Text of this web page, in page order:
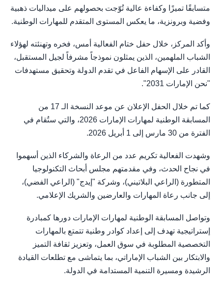
متسابقًا تميزًا وكفاءة عالية تُوّجت بحصولهم على ميداليات ذهبية
وفضية وبرونزية، ما يعكس المستوى المتقدم للمهارات الوطنية.
وأكد المركز، خلال حفل ختام الفعالية أمس، فخره وتهنئته لهؤلاء
الشباب الملهمين، الذين يمثلون نموذجاً مشرفاً لجيل المستقبل،
القادر على الإسهام الفاعل في تقدم الدولة وتحقيق مستهدفات
"نحن الإمارات 2031".
كما تم خلال الحفل الإعلان عن موعد النسخة الـ 17 من
المسابقة الوطنية لمهارات الإمارات 2026، والتي ستُقام في
الفترة من 30 مارس إلى 1 أبريل 2026.
وشهدت الفعالية تكريم عدد من الرعاة والشركاء الذين أسهموا
في نجاح الحدث، وفي مقدمتهم مجلس أبحاث التكنولوجيا
المتطورة (الراعي البلاتيني)، وشركة "إيدج" (الراعي الفضي)،
إلى جانب رعاة المهارات والعارضين والشريك الإعلامي.
وتواصل المسابقة الوطنية لمهارات الإمارات دورها كمبادرة
إستراتيجية تهدف إلى إعداد كوادر وطنية تتمتع بالمهارات
التخصصية المطلوبة في سوق العمل، وتعزيز ثقافة التميز
والابتكار بين الشباب الإماراتي، بما يتماشى مع تطلعات القيادة
الرشيدة ومسيرة التنمية المستدامة في الدولة.